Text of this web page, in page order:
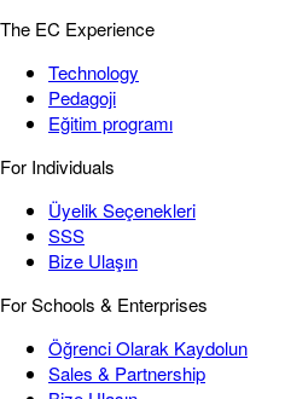
The EC Experience
Technology
Pedagoji
Eğitim programı
For Individuals
Üyelik Seçenekleri
SSS
Bize Ulaşın
For Schools & Enterprises
Öğrenci Olarak Kaydolun
Sales & Partnership